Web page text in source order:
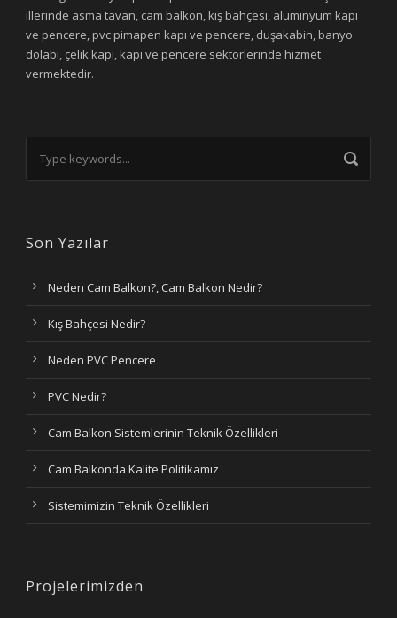
illerinde asma tavan, cam balkon, kış bahçesi, alüminyum kapı
ve pencere, pvc pimapen kapı ve pencere, duşakabin, banyo
dolabı, çelik kapı, kapı ve pencere sektörlerinde hizmet
vermektedir.
Son Yazılar
Neden Cam Balkon?, Cam Balkon Nedir?
Kış Bahçesi Nedir?
Neden PVC Pencere
PVC Nedir?
Cam Balkon Sistemlerinin Teknik Özellikleri
Cam Balkonda Kalite Politikamız
Sistemimizin Teknik Özellikleri
Projelerimizden